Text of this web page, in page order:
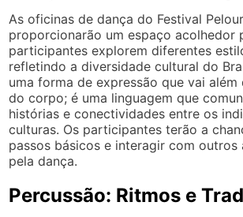
As oficinas de dança do Festival
proporcionarão um espaço acolhedor
participantes explorem diferentes
refletindo a diversidade cultural do
uma forma de expressão que vai
do corpo; é uma linguagem que
histórias e conectividades entre os
culturas. Os participantes terão a
passos básicos e interagir com outros
pela dança.
Percussão: Ritmos e